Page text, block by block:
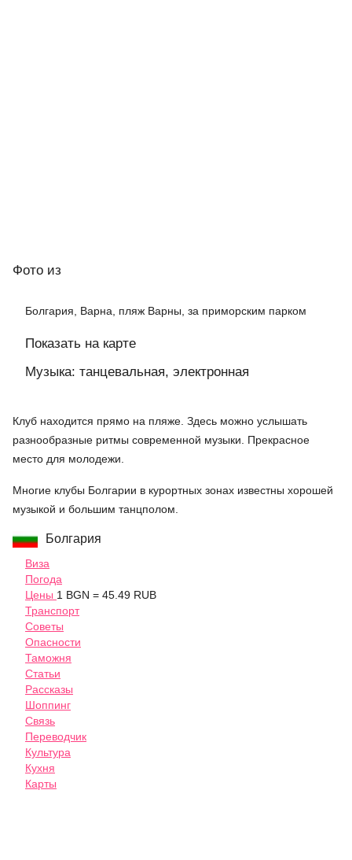
Фото из
Болгария, Варна, пляж Варны, за приморским парком
Показать на карте
Музыка: танцевальная, электронная
Клуб находится прямо на пляже. Здесь можно услышать
разнообразные ритмы современной музыки. Прекрасное
место для молодежи.
Многие клубы Болгарии в курортных зонах известны хорошей
музыкой и большим танцполом.
Болгария
Виза
Погода
Цены 1 BGN = 45.49 RUB
Транспорт
Советы
Опасности
Таможня
Статьи
Рассказы
Шоппинг
Связь
Переводчик
Культура
Кухня
Карты